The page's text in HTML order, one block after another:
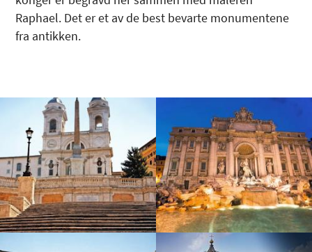
Raphael. Det er et av de best bevarte monumentene
fra antikken.